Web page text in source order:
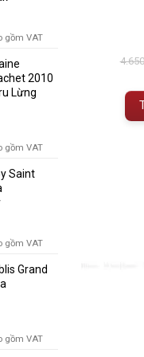
gồm VAT
2010
Lừng
gồm VAT
Saint
gồm VAT
Grand
gồm VAT